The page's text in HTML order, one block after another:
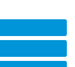
vorbehalten.